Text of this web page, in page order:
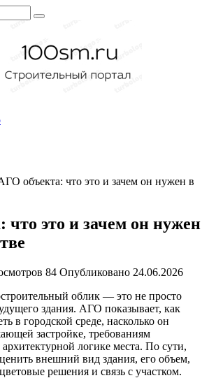
объекта: что это и зачем он нужен в
что это и зачем он нужен
84 Опубликовано 24.06.2026
облик — это не просто
здания. АГО показывает, как
в городской среде, насколько он
застройке, требованиям
логике места. По сути,
внешний вид здания, его объем,
решения и связь с участком.